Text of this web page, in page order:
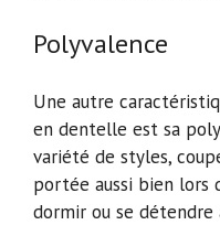
Polyvalence
Une autre
en dentelle est sa
variété de styles,
portée aussi bien lors
dormir ou se détendre